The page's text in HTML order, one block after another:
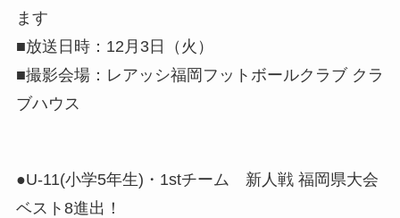
ます
■放送日時：12月3日（火）
■撮影会場：レアッシ福岡フットボールクラブ クラ
ブハウス
●U-11(小学5年生)・1stチーム 新人戦 福岡県大会
ベスト8進出！